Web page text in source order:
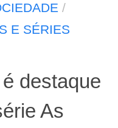
/
E SÉRIES
destaque
As